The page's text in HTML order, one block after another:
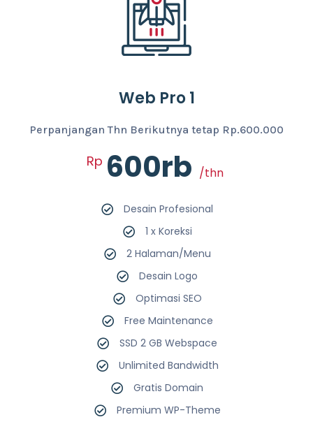
Web Pro 1
Perpanjangan Thn Berikutnya tetap Rp.600.000
Rp 600rb /thn
Desain Profesional
1 x Koreksi
2 Halaman/Menu
Desain Logo
Optimasi SEO
Free Maintenance
SSD 2 GB Webspace
Unlimited Bandwidth
Gratis Domain
Premium WP-Theme